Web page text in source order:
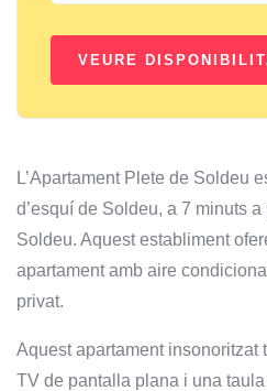
L’Apartament Plete de Soldeu
d’esquí de Soldeu, a 7 minuts
Soldeu. Aquest establiment
apartament amb aire
privat.
Aquest apartament insonoritzat
TV de pantalla plana i una